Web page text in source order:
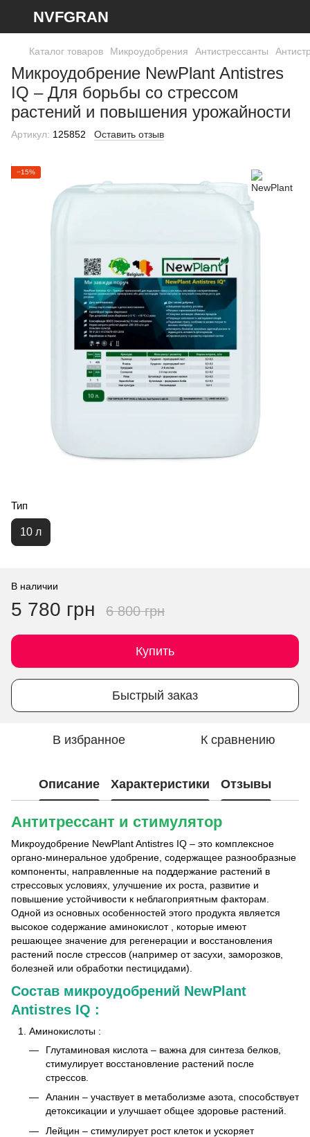
NVFGRAN
Каталог товаров Микроудобрения Антистрессанты
Микроудобрение NewPlant Antistres
IQ – Для борьбы со стрессом
растений и повышения урожайности
Артикул: 125852 Оставить отзыв
−15%
Тип
10 л
В наличии
5 780 грн 6 800 грн
Купить
Быстрый заказ
В избранное К сравнению
Описание Характеристики Отзывы
Антитрессант и стимулятор
Микроудобрение NewPlant Antistres IQ – это комплексное
органо-минеральное удобрение, содержащее разнообразные
компоненты, направленные на поддержание растений в
стрессовых условиях, улучшение их роста, развитие и
повышение устойчивости к неблагоприятным факторам.
Одной из основных особенностей этого продукта является
высокое содержание аминокислот, которые имеют
решающее значение для регенерации и восстановления
растений после стрессов (например от засухи, заморозков,
болезней или обработки пестицидами).
Состав микроудобрений NewPlant
Antistres IQ :
Аминокислоты :
Глутаминовая кислота – важна для синтеза белков,
стимулирует восстановление растений после
стрессов.
Аланин – участвует в метаболизме азота, способствует
детоксикации и улучшает общее здоровье растений.
Лейцин – стимулирует рост клеток и ускоряет